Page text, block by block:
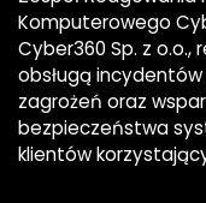
Komputerowego
Cyber360 Sp. z o.o.,
obsługą
zagrożeń oraz
bezpieczeństwa
klientów